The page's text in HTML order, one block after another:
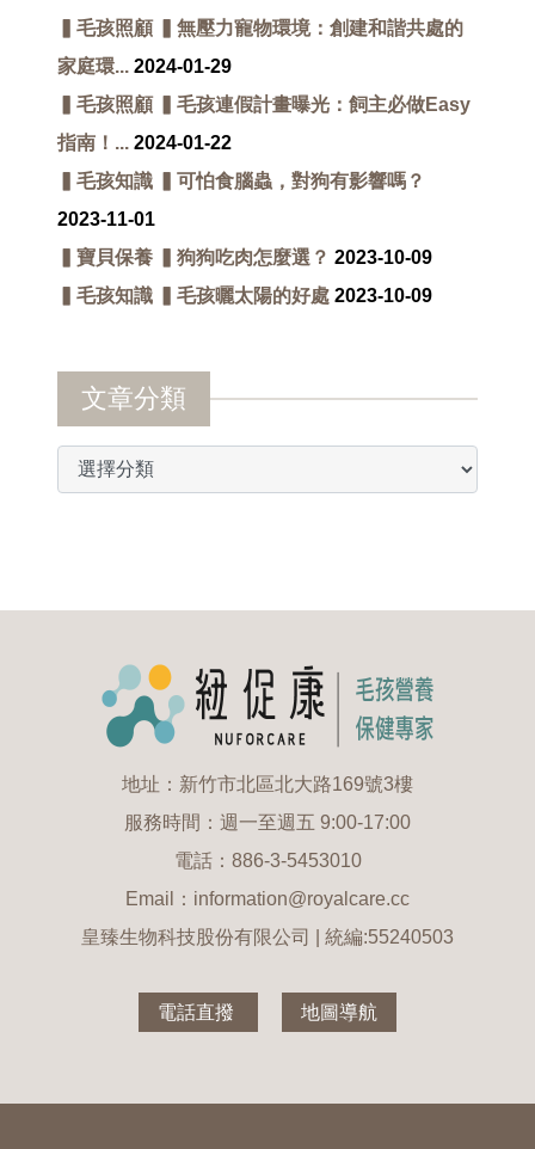
▍毛孩照顧 ▍無壓力寵物環境：創建和諧共處的
家庭環... 2024-01-29
▍毛孩照顧 ▍毛孩連假計畫曝光：飼主必做Easy
指南！... 2024-01-22
▍毛孩知識 ▍可怕食腦蟲，對狗有影響嗎？
2023-11-01
▍寶貝保養 ▍狗狗吃肉怎麼選？ 2023-10-09
▍毛孩知識 ▍毛孩曬太陽的好處 2023-10-09
文章分類
地址：新竹市北區北大路169號3樓
服務時間：週一至週五 9:00-17:00
電話：886-3-5453010
Email：information@royalcare.cc
皇臻生物科技股份有限公司 | 統編:55240503
電話直撥 地圖導航